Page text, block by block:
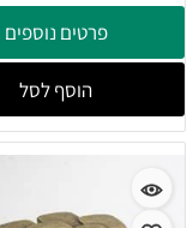
פרטים נוספים
הוסף לסל